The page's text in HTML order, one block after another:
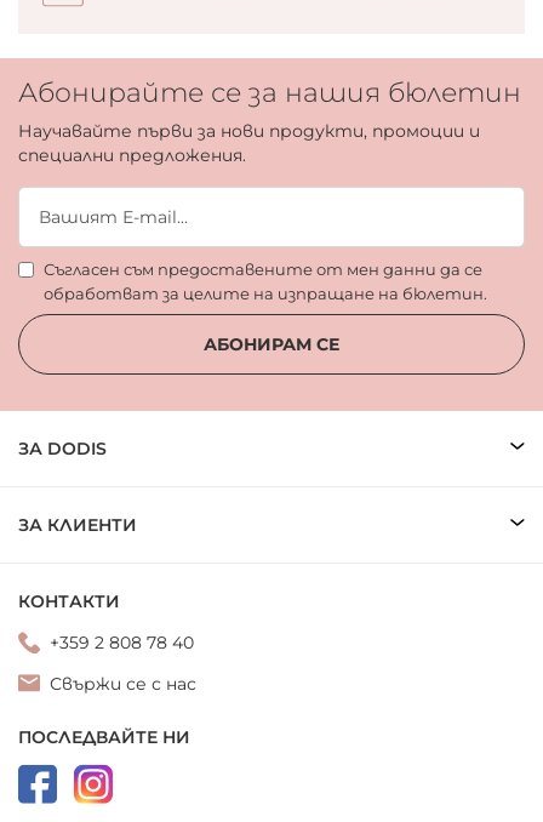
Абонирайте се за нашия бюлетин
Научавайте първи за нови продукти, промоции и
специални предложения.
Съгласен съм предоставените от мен данни да се
обработват за целите на изпращане на бюлетин.
АБОНИРАМ СЕ
ЗА DODIS
ЗА КЛИЕНТИ
КОНТАКТИ
+359 2 808 78 40
Свържи се с нас
ПОСЛЕДВАЙТЕ НИ